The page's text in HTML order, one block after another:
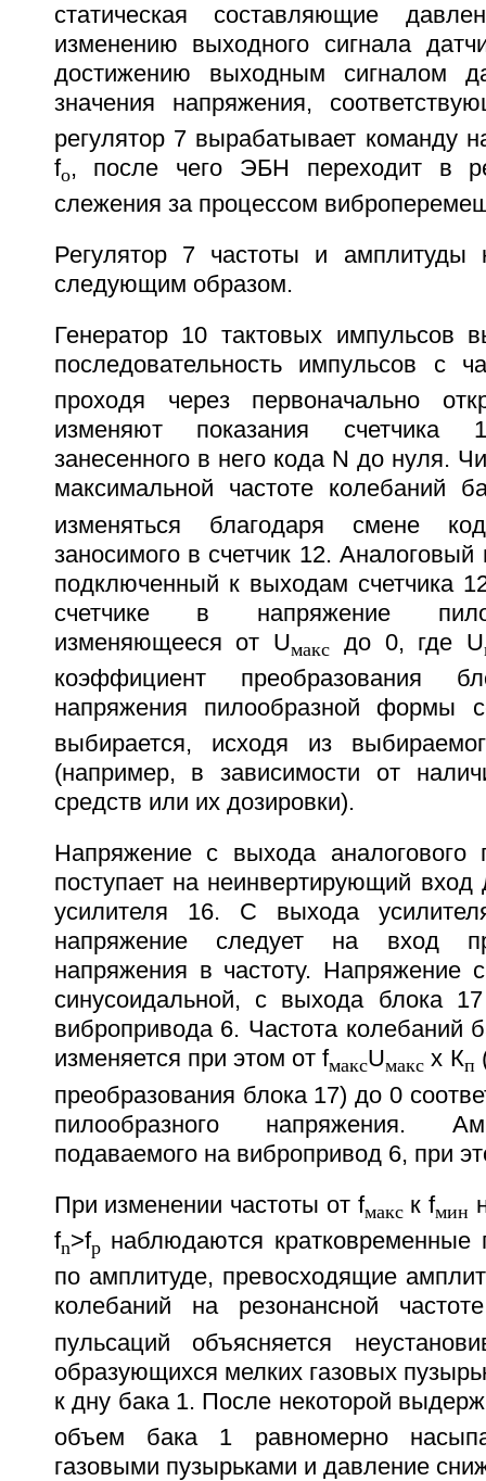
статическая составляющие
изменению выходного сигнала
достижению выходным сигналом
значения напряжения,
регулятор 7 вырабатывает команду
fo, после чего ЭБН переходит в
слежения за процессом
Регулятор 7 частоты и амплитуды
следующим образом.
Генератор 10 тактовых импульсов
последовательность импульсов с
проходя через первоначально
изменяют показания счетчика
занесенного в него кода N до нуля.
максимальной частоте колебаний
изменяться благодаря смене
заносимого в счетчик 12. Аналоговый
подключенный к выходам счетчика
счетчике в напряжение
изменяющееся от Uмакс до 0, где U
коэффициент преобразования
напряжения пилообразной формы
выбирается, исходя из
(например, в зависимости от
средств или их дозировки).
Напряжение с выхода аналогового
поступает на неинвертирующий
усилителя 16. С выхода
напряжение следует на вход
напряжения в частоту. Напряжение
синусоидальной, с выхода блока
вибропривода 6. Частота колебаний
изменяется при этом от fмаксUмакс х Кп
преобразования блока 17) до 0
пилообразного напряжения.
подаваемого на вибропривод 6, при
При изменении частоты от fмакск fмин
fn>fpнаблюдаются кратковременные
по амплитуде, превосходящие
колебаний на резонансной
пульсаций объясняется
образующихся мелких газовых
к дну бака 1. После некоторой
объем бака 1 равномерно
газовыми пузырьками и давление